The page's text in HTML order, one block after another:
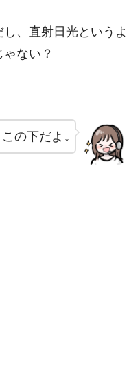
、直射日光というよ
ない？
の下だよ↓